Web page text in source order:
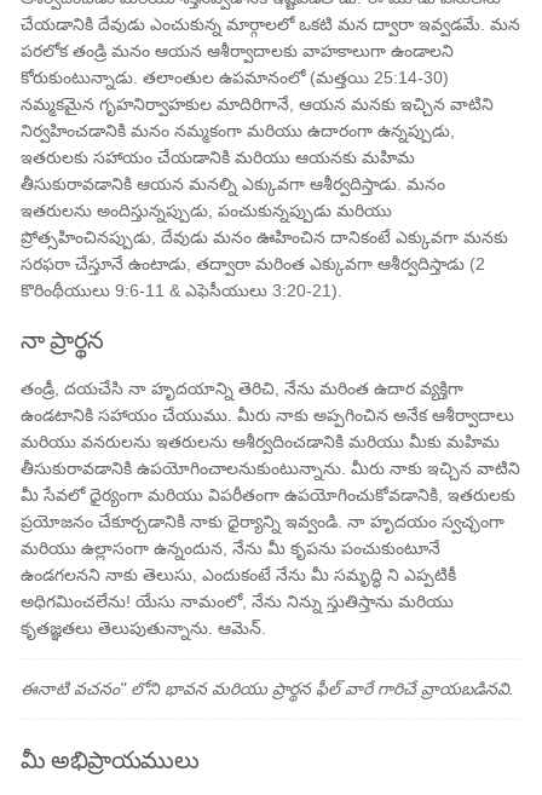
చేయడానికి దేవుడు ఎంచుకున్న మార్గాలలో ఒకటి మన ద్వారా ఇవ్వడమే. మన
పరలోక తండ్రి మనం ఆయన ఆశీర్వాదాలకు వాహకాలుగా ఉండాలని
కోరుకుంటున్నాడు. తలాంతుల ఉపమానంలో (మత్తయి 25:14-30)
నమ్మకమైన గృహనిర్వాహకుల మాదిరిగానే, ఆయన మనకు ఇచ్చిన వాటిని
నిర్వహించడానికి మనం నమ్మకంగా మరియు ఉదారంగా ఉన్నప్పుడు,
ఇతరులకు సహాయం చేయడానికి మరియు ఆయనకు మహిమ
తీసుకురావడానికి ఆయన మనల్ని ఎక్కువగా ఆశీర్వదిస్తాడు. మనం
ఇతరులను అందిస్తున్నప్పుడు, పంచుకున్నప్పుడు మరియు
ప్రోత్సహించినప్పుడు, దేవుడు మనం ఊహించిన దానికంటే ఎక్కువగా మనకు
సరఫరా చేస్తూనే ఉంటాడు, తద్వారా మరింత ఎక్కువగా ఆశీర్వదిస్తాడు (2
కొరింథీయులు 9:6-11 & ఎఫెసీయులు 3:20-21).
నా ప్రార్థన
తండ్రీ, దయచేసి నా హృదయాన్ని తెరిచి, నేను మరింత ఉదార ​​వ్యక్తిగా
ఉండటానికి సహాయం చేయుము. మీరు నాకు అప్పగించిన అనేక ఆశీర్వాదాలు
మరియు వనరులను ఇతరులను ఆశీర్వదించడానికి మరియు మీకు మహిమ
తీసుకురావడానికి ఉపయోగించాలనుకుంటున్నాను. మీరు నాకు ఇచ్చిన వాటిని
మీ సేవలో ధైర్యంగా మరియు విపరీతంగా ఉపయోగించుకోవడానికి, ఇతరులకు
ప్రయోజనం చేకూర్చడానికి నాకు ధైర్యాన్ని ఇవ్వండి. నా హృదయం స్వచ్ఛంగా
మరియు ఉల్లాసంగా ఉన్నందున, నేను మీ కృపను పంచుకుంటూనే
ఉండగలనని నాకు తెలుసు, ఎందుకంటే నేను మీ సమృద్ధి ని ఎప్పటికీ
అధిగమించలేను! యేసు నామంలో, నేను నిన్ను స్తుతిస్తాను మరియు
కృతజ్ఞతలు తెలుపుతున్నాను. ఆమెన్.
ఈనాటి వచనం" లోని భావన మరియు ప్రార్థన ఫీల్ వారే గారిచే వ్రాయబడినవి.
మీ అభిప్రాయములు